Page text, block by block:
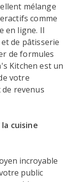
mélange
comme
en ligne. Il
de pâtisserie
de formules
Kitchen est un
votre
revenus
cuisine
incroyable
public